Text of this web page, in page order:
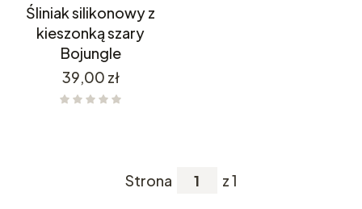
Śliniak silikonowy z
kieszonką szary
Bojungle
Cena
39,00 zł
Strona z 1